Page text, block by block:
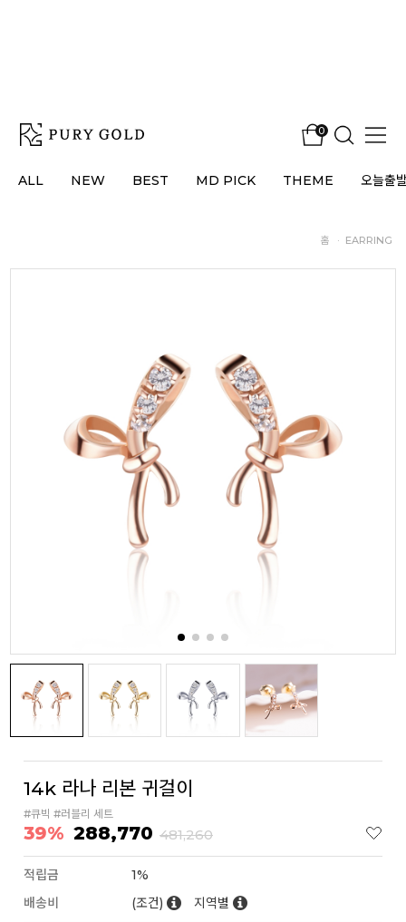
0
ALL NEW BEST MD PICK THEME 오늘출
홈 · EARRING
14k 라나 리본 귀걸이
#큐빅 #러블리 세트
39% 288,770 481,260
적립금
1%
배송비
(조건) 지역별